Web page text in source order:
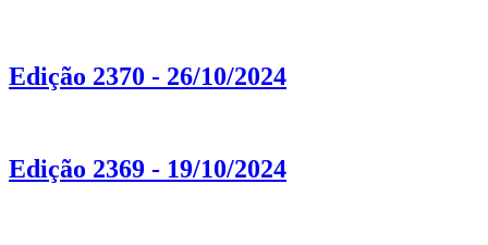
Edição 2370 - 26/10/2024
Edição 2369 - 19/10/2024